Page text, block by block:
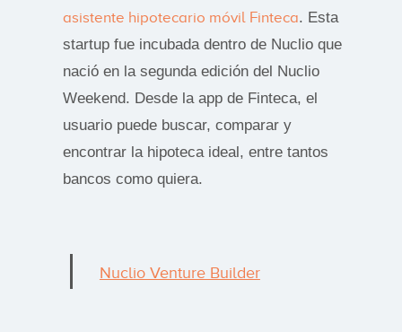
asistente hipotecario móvil Finteca. Esta
startup fue incubada dentro de Nuclio que
nació en la segunda edición del Nuclio
Weekend. Desde la app de Finteca, el
usuario puede buscar, comparar y
encontrar la hipoteca ideal, entre tantos
bancos como quiera.
Nuclio Venture Builder